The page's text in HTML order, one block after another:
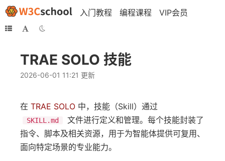
入门教程 编程课程 VIP会员
TRAE SOLO 技能
2026-06-01 11:21 更新
在 TRAE SOLO 中，技能（Skill）通过
SKILL.md
文件进行定义和管理。每个技能封装了
指令、脚本及相关资源，用于为智能体提供可复用、
面向特定场景的专业能力。